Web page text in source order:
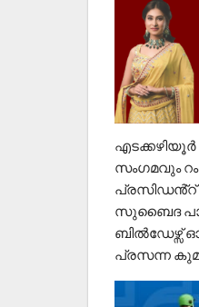
സംഗമവും
പ്രസിഡൻ്റ്
സുബൈദ
ബിൽഡേഴ്സ്
പ്രസന്ന